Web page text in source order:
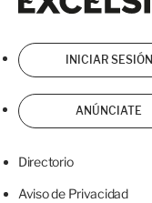
INICIAR SESIÓN
ANÚNCIATE
Directorio
Aviso de Privacidad